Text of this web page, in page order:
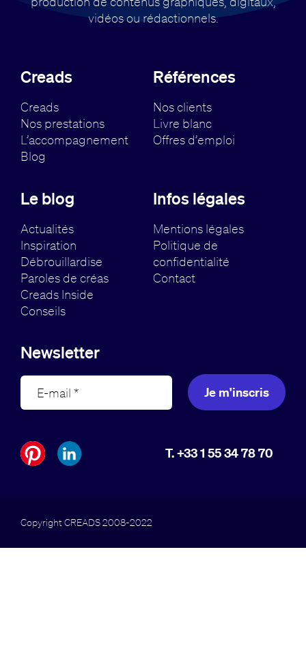
vidéos ou rédactionnels.
Creads
Creads
Nos prestations
L’accompagnement
Blog
Références
Nos clients
Livre blanc
Offres d’emploi
Le blog
Actualités
Inspiration
Débrouillardise
Paroles de créas
Creads Inside
Conseils
Infos légales
Mentions légales
Politique de
confidentialité
Contact
Newsletter
Je m'inscris
T. +33 1 55 34 78 70
Copyright CREADS 2008-2022